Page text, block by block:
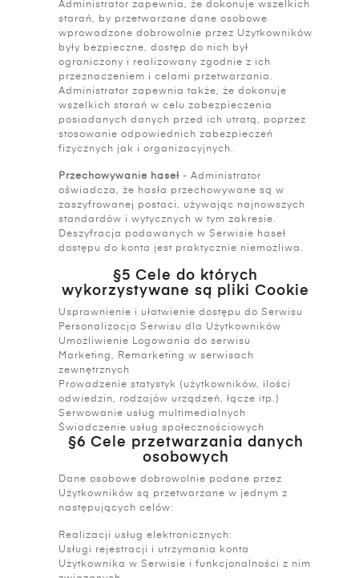
Administrator zapewnia, że dokonuje wszelkich
starań, by przetwarzane dane osobowe
wprowadzone dobrowolnie przez Użytkowników
były bezpieczne, dostęp do nich był
ograniczony i realizowany zgodnie z ich
przeznaczeniem i celami przetwarzania.
Administrator zapewnia także, że dokonuje
wszelkich starań w celu zabezpieczenia
posiadanych danych przed ich utratą, poprzez
stosowanie odpowiednich zabezpieczeń
fizycznych jak i organizacyjnych.
Przechowywanie haseł - Administrator
oświadcza, że hasła przechowywane są w
zaszyfrowanej postaci, używając najnowszych
standardów i wytycznych w tym zakresie.
Deszyfracja podawanych w Serwisie haseł
dostępu do konta jest praktycznie niemożliwa.
§5 Cele do których
wykorzystywane są pliki Cookie
Usprawnienie i ułatwienie dostępu do Serwisu
Personalizacja Serwisu dla Użytkowników
Umożliwienie Logowania do serwisu
Marketing, Remarketing w serwisach
zewnętrznych
Prowadzenie statystyk (użytkowników, ilości
odwiedzin, rodzajów urządzeń, łącze itp.)
Serwowanie usług multimedialnych
Świadczenie usług społecznościowych
§6 Cele przetwarzania danych
osobowych
Dane osobowe dobrowolnie podane przez
Użytkowników są przetwarzane w jednym z
następujących celów:
Realizacji usług elektronicznych:
Usługi rejestracji i utrzymania konta
Użytkownika w Serwisie i funkcjonalności z nim